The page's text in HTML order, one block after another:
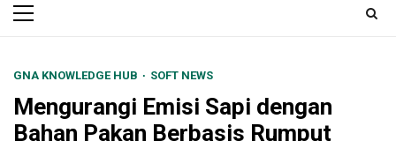
Primary
GNA KNOWLEDGE HUB SOFT NEWS
Mengurangi Emisi Sapi dengan
Bahan Pakan Berbasis Rumput